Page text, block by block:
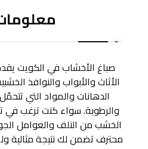
صباغ الأخشاب في الكويت
الأثاث والأبواب والنوافذ
الدهانات والمواد التي
والرطوبة. سواء كنت ترغب في
الخشب من التلف والعوامل
محترف تضمن لك نتيجة مثالية